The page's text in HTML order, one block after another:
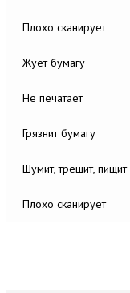
Плохо сканирует
Жует бумагу
Не печатает
Грязнит бумагу
Шумит, трещит, пищит
Плохо сканирует